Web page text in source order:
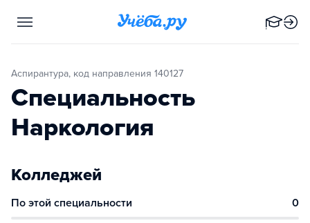
Аспирантура, код направления 140127
Специальность
Наркология
Колледжей
По этой специальности 0